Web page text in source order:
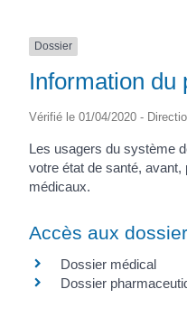
(17430)
Dossier
Information du
Vérifié le 01/04/2020 -
Les usagers du système
votre état de santé,
médicaux.
Accès aux
Dossier médical
Dossier